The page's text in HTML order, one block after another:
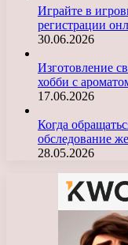
Играйте в
регистрации
30.06.2026
Изготовление
хобби с
17.06.2026
Когда
обследование
28.05.2026